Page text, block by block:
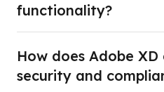
functionality?
How does Adobe
security and